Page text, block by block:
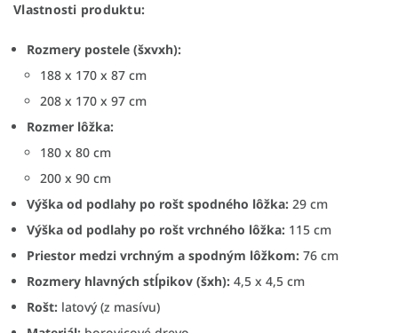
Vlastnosti produktu:
Rozmery postele (šxvxh):
188 x 170 x 87 cm
208 x 170 x 97 cm
Rozmer lôžka:
180 x 80 cm
200 x 90 cm
Výška od podlahy po rošt spodného lôžka: 29 cm
Výška od podlahy po rošt vrchného lôžka: 115 cm
Priestor medzi vrchným a spodným lôžkom: 76 cm
Rozmery hlavných stĺpikov (šxh): 4,5 x 4,5 cm
Rošt: latový (z masívu)